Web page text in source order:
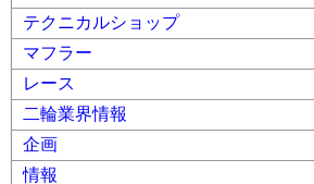
テクニカルショップ
マフラー
レース
二輪業界情報
企画
情報